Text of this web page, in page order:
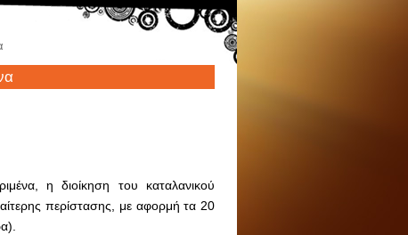
η διοίκηση του καταλανικού
περίστασης, με αφορμή τα 20